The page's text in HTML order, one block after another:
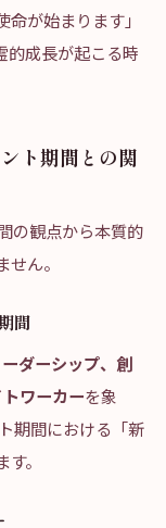
が始まります」
的成長が起こる時
ト期間との関
の観点から本質的
ん。
間
ダーシップ、創
ワーカーを象
期間における「新
。